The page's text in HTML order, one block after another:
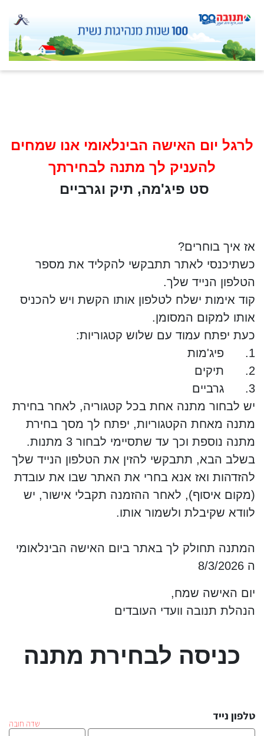
לרגל יום האישה הבינלאומי אנו שמחים
להעניק לך מתנה לבחירתך
סט פיג'מה, תיק וגרביים
אז איך בוחרים?
כשתיכנסי לאתר תתבקשי להקליד את מספר
הטלפון הנייד שלך.
קוד אימות ישלח לטלפון אותו הקשת ויש להכניס
אותו למקום המסומן.
כעת יפתח עמוד עם שלוש קטגוריות:
1. פיג'מות
2. תיקים
3. גרביים
יש לבחור מתנה אחת בכל קטגוריה, לאחר בחירת
מתנה מאחת הקטגוריות, יפתח לך מסך בחירת
מתנה נוספת וכך עד שתסיימי לבחור 3 מתנות.
בשלב הבא, תתבקשי להזין את הטלפון הנייד שלך
להזדהות ואז אנא בחרי את האתר שבו את עובדת
(מקום איסוף), לאחר ההזמנה תקבלי אישור, יש
לוודא שקיבלת ולשמור אותו.
המתנה תחולק לך באתר ביום האישה הבינלאומי
ה 8/3/2026
יום האישה שמח,
הנהלת תנובה וועדי העובדים
כניסה לבחירת מתנה
טלפון נייד